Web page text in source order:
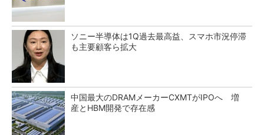
ソニー半導体は1Q過去最高益、スマホ市況停滞
も主要顧客ら拡大
中国最大のDRAMメーカーCXMTがIPOへ 増
産とHBM開発で存在感